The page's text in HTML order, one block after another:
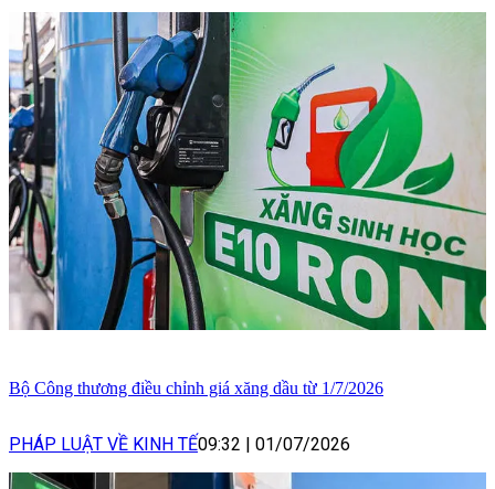
Bộ Công thương điều chỉnh giá xăng dầu từ 1/7/2026
PHÁP LUẬT VỀ KINH TẾ09:32 | 01/07/2026